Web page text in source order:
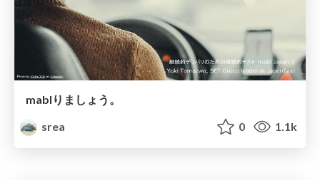
mablりましょう。
srea
0 1.1k